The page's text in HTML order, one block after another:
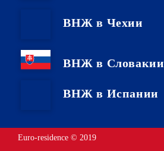
ВНЖ в Чехии
ВНЖ в Словакии
ВНЖ в Испании
Euro-residence © 2019